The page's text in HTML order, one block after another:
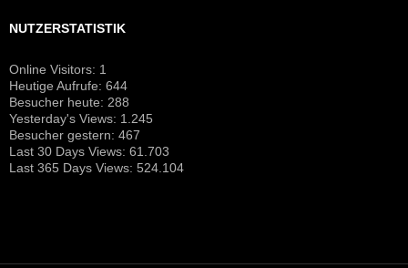
NUTZERSTATISTIK
Online Visitors: 1
Heutige Aufrufe: 644
Besucher heute: 288
Yesterday's Views: 1.245
Besucher gestern: 467
Last 30 Days Views: 61.703
Last 365 Days Views: 524.104